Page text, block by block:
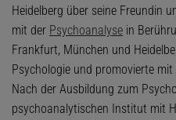
Heidelberg über seine Freundin
mit der Psychoanalyse in
Frankfurt, München und
Psychologie und promovierte
Nach der Ausbildung zum
psychoanalytischen Institut mit